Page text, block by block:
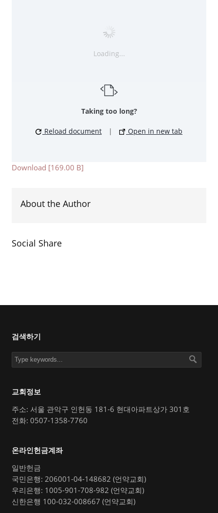
Loading...
Taking too long?
Reload document | Open in new tab
Download [169.00 B]
About the Author
Social Share
검색하기
교회정보
주소: 서울 관악구 인헌동 181-6 현대아파트상가 301호
전화: 0507-1358-7760
온라인헌금계좌
일반헌금
국민은행: 206001-04-148682 (언약교회)
우리은행: 1005-901-708-982 (언약교회)
신한은행 100-032-008667 (언약교회)